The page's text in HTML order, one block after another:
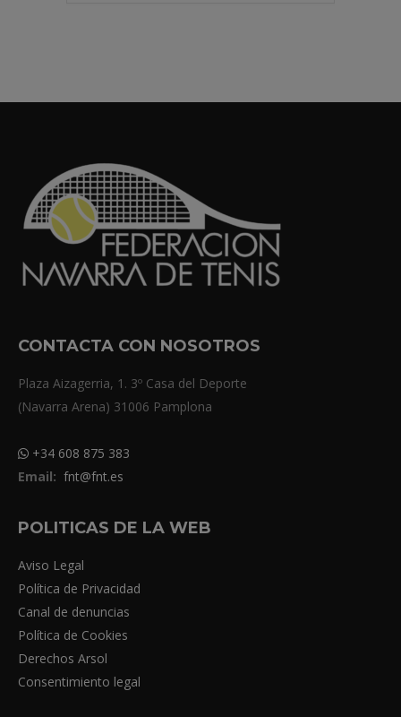
CONTACTA CON NOSOTROS
Plaza Aizagerria, 1. 3º Casa del Deporte
(Navarra Arena) 31006 Pamplona
+34 608 875 383
Email: fnt@fnt.es
POLITICAS DE LA WEB
Aviso Legal
Política de Privacidad
Canal de denuncias
Política de Cookies
Derechos Arsol
Consentimiento legal